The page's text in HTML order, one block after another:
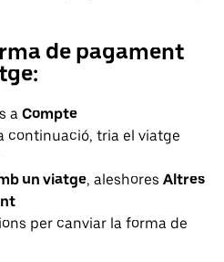
de pagament
a Compte
continuació, tria el viatge
un viatge, aleshores Altres
per canviar la forma de